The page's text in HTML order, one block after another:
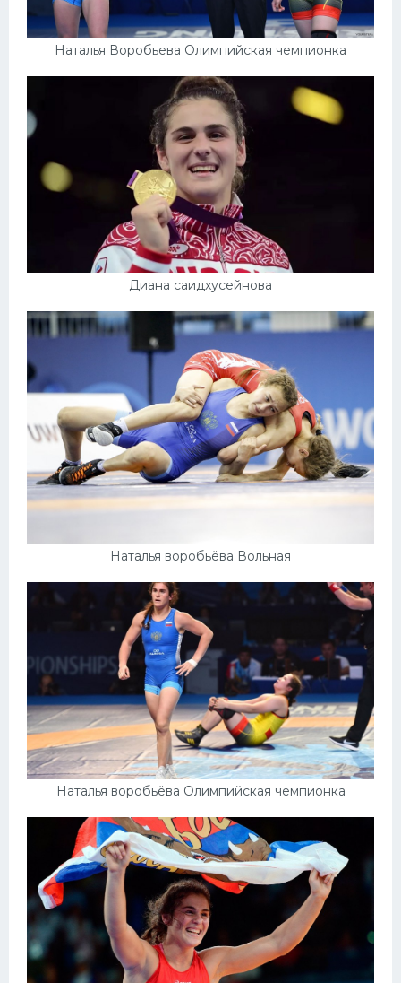
Наталья Воробьева Олимпийская чемпионка
Диана саидхусейнова
Наталья воробьёва Вольная
Наталья воробьёва Олимпийская чемпионка